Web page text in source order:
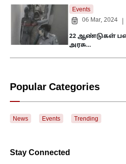
Events
06 Mar, 2024
22 ஆண்டுகள்
அரசு…
Popular Categories
News Events Trending
Stay Connected